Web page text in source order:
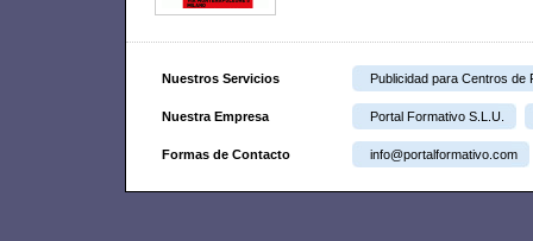
Nuestros Servicios Publicidad para Centros de
Nuestra Empresa Portal Formativo S.L.U.
Formas de Contacto info@portalformativo.com